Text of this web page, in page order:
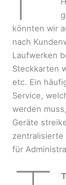
könnten wir
nach
Laufwerken
Steckkarten
etc. Ein
Service,
werden
Geräte
zentralisierte
für